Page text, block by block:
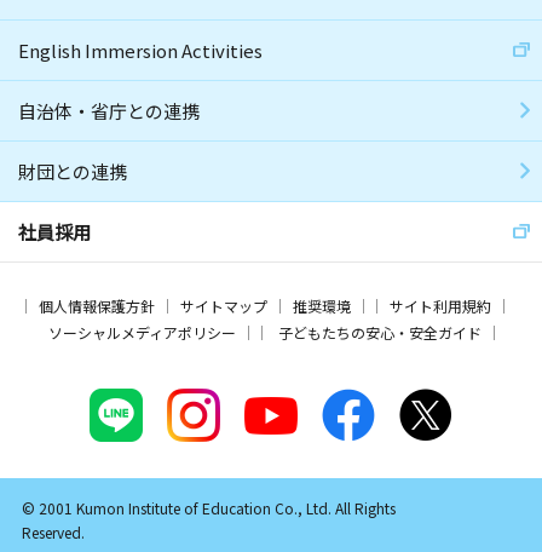
English Immersion Activities
自治体・省庁との連携
財団との連携
社員採用
個人情報保護方針 サイトマップ 推奨環境
サイト利用規約
ソーシャルメディアポリシー
子どもたちの安心・安全ガイド
© 2001 Kumon Institute of Education Co., Ltd. All Rights
Reserved.